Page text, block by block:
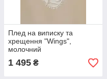
Плед на виписку та
хрещення "Wings",
молочний
1 495 ₴